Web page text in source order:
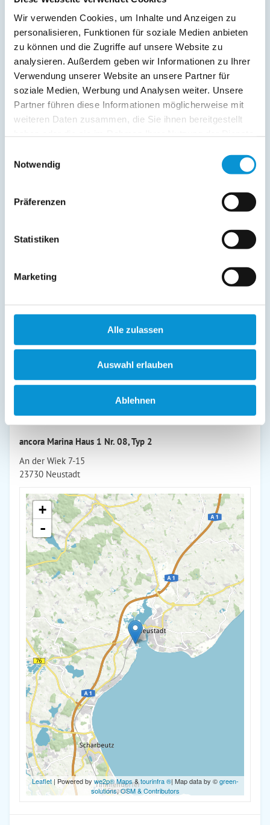
Wir verwenden Cookies, um Inhalte und Anzeigen zu
personalisieren, Funktionen für soziale Medien anbieten
zu können und die Zugriffe auf unsere Website zu
analysieren. Außerdem geben wir Informationen zu Ihrer
Verwendung unserer Website an unsere Partner für
soziale Medien, Werbung und Analysen weiter. Unsere
Partner führen diese Informationen möglicherweise mit
weiteren Daten zusammen, die Sie ihnen bereitgestellt
Notwendig
Präferenzen
Statistiken
Marketing
Alle zulassen
Auswahl erlauben
Ablehnen
Verpflegung:
Sonstiges:
Großer SPA-Bereich mit Innenpool im Hotelkomplex im
Hafen (Verfügbarkeit vorausgesetzt/kostenpflichtig),
kostenloser Strandkorb am Privatstrand,
Waschmaschine/Trockner in Gemeinschaftsräumen,
überdachte Grillstationen mit Sitzgelegenheiten, Trimm-
dich-Parcours, Minimarkt, Restaurants, Sealounge Bar,
Hundewiese, Motor- und Segelschule, Bootsverleih, tolle
Verbringen Sie Ihre schönsten Tage des Jahres in unserem 3-
Yachthafen und die Ostsee und seinen weißen Segelbooten
und eleganten Motoryachten. Sie werden sich wohlfühlen in
Flachbild-TV und eine komplett ausgestattete Küche sorgen
dafür, dass Sie nicht auf gewohnte Annehmlichkeiten
Lage & Adresse des Objektes
ancora Marina Haus 1 Nr. 08, Typ 2
An der Wiek 7-15
23730 Neustadt
+
-
Leaflet| Powered by we2p® Maps&tourinfra ®| Map data by ©green-
solutions,OSM & Contributors